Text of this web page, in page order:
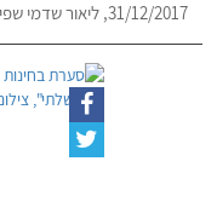
31/12/2017, ליאור שדמי